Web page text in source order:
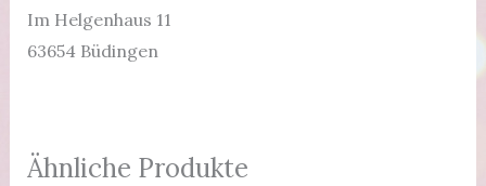
Im Helgenhaus 11
63654 Büdingen
Ähnliche Produkte